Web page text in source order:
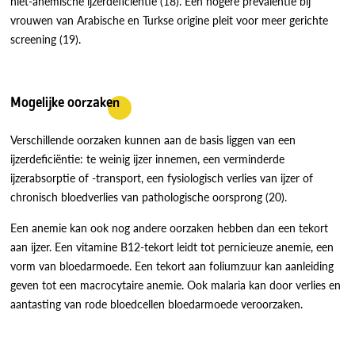
vrouwen van Arabische en Turkse origine pleit voor meer gerichte
screening (19).
Mogelijke oorzaken
Verschillende oorzaken kunnen aan de basis liggen van een
ijzerdeficiëntie: te weinig ijzer innemen, een verminderde
ijzerabsorptie of -transport, een fysiologisch verlies van ijzer of
chronisch bloedverlies van pathologische oorsprong (20).
Een anemie kan ook nog andere oorzaken hebben dan een tekort
aan ijzer. Een vitamine B12-tekort leidt tot pernicieuze anemie, een
vorm van bloedarmoede. Een tekort aan foliumzuur kan aanleiding
geven tot een macrocytaire anemie. Ook malaria kan door verlies en
aantasting van rode bloedcellen bloedarmoede veroorzaken.